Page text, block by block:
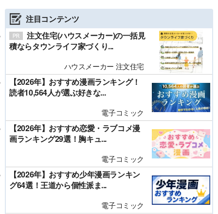
注目コンテンツ
注文住宅(ハウスメーカー)の一括見
積ならタウンライフ家づくり...
ハウスメーカー 注文住宅
【2026年】おすすめ漫画ランキング！
読者10,564人が選ぶ好きな...
電子コミック
【2026年】おすすめ恋愛・ラブコメ漫
画ランキング29選！胸キュ...
電子コミック
【2026年】おすすめ少年漫画ランキン
グ64選！王道から個性派ま...
電子コミック